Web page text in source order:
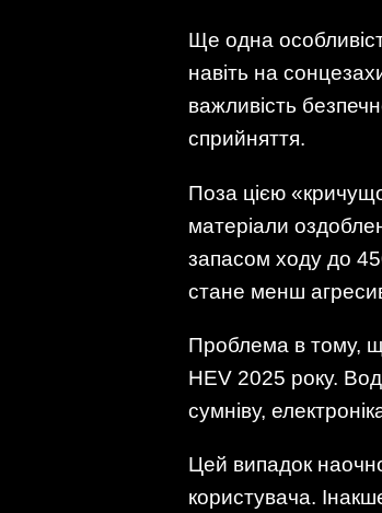
Ще одна
навіть на
важливість
сприйняття.
Поза цією
матеріали
запасом ходу до
стане менш
Проблема в тому,
HEV 2025 року.
сумніву,
Цей випадок
користувача.